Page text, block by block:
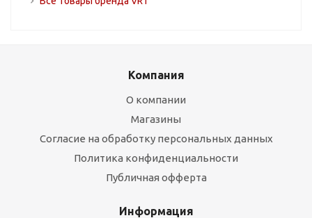
Компания
О компании
Магазины
Согласие на обработку персональных данных
Политика конфиденциальности
Публичная офферта
Информация